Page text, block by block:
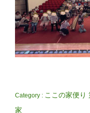
Category : ここの家便り
家